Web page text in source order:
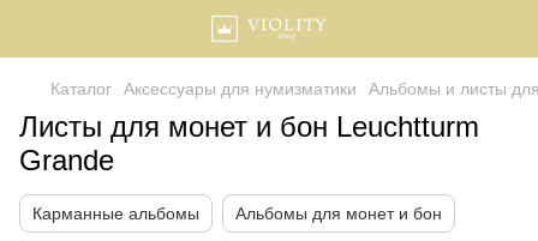
Каталог Аксессуары для нумизматики Альбомы и листы
Листы для монет и бон Leuchtturm
Grande
Карманные альбомы Альбомы для монет и бон